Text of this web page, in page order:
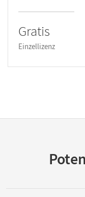
Gratis
Einzellizenz